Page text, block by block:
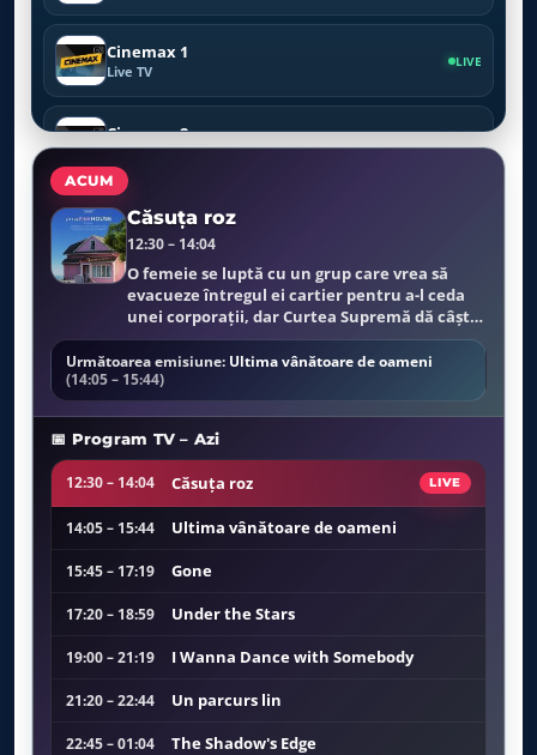
Cinemax 1
Live TV
LIVE
Cinemax 2
Live TV
SkyShowtime 1
Live TV
SkyShowtime 2
Live TV
LIVE
Pro Cinema
Live TV
Acasa TV
Live TV
LIVE
Acasa Gold
Film Cafe
TV1000
ACUM
Căsuţa roz
12:30 – 14:04
O femeie se luptă cu un grup care vrea să
evacueze întregul ei cartier pentru a-l ceda
unei corporații, dar Curtea Supremă dă câștig
de cauză evacuărilor. Corporația nu
construiește nimic pe terenul unde fusese
casei ei...
Următoarea emisiune: Ultima vânătoare de oameni
(14:05 – 15:44)
📅 Program TV – Azi
12:30 – 14:04 Căsuţa roz LIVE
14:05 – 15:44 Ultima vânătoare de oameni
15:45 – 17:19 Gone
17:20 – 18:59 Under the Stars
19:00 – 21:19 I Wanna Dance with Somebody
21:20 – 22:44 Un parcurs lin
22:45 – 01:04 The Shadow's Edge